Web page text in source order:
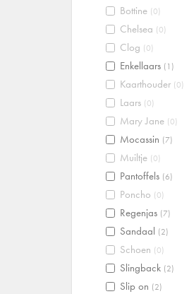
Bottine (0)
Chelsea (0)
Clog (0)
Enkellaars (1)
Kaarthouder (0)
Laars (0)
Mary Jane (0)
Mocassin (7)
Muiltje (0)
Pantoffels (6)
Poncho (0)
Regenjas (7)
Sandaal (2)
Schoen (0)
Slingback (2)
Slip on (2)